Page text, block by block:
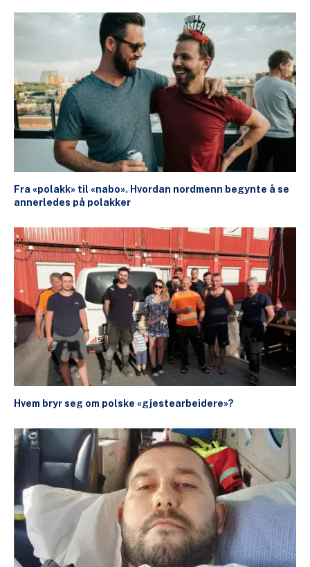
Fra «polakk» til «nabo». Hvordan nordmenn begynte å se
annerledes på polakker
Hvem bryr seg om polske «gjestearbeidere»?